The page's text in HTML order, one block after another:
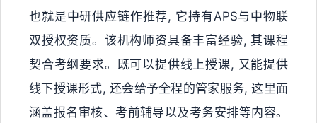
也就是中研供应链作推荐, 它持有APS与中物联
双授权资质。该机构师资具备丰富经验, 其课程
契合考纲要求。既可以提供线上授课, 又能提供
线下授课形式, 还会给予全程的管家服务, 这里面
涵盖报名审核、考前辅导以及考务安排等内容。